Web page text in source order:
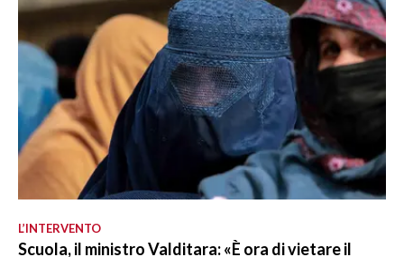
L’INTERVENTO
Scuola, il ministro Valditara: «È ora di vietare il